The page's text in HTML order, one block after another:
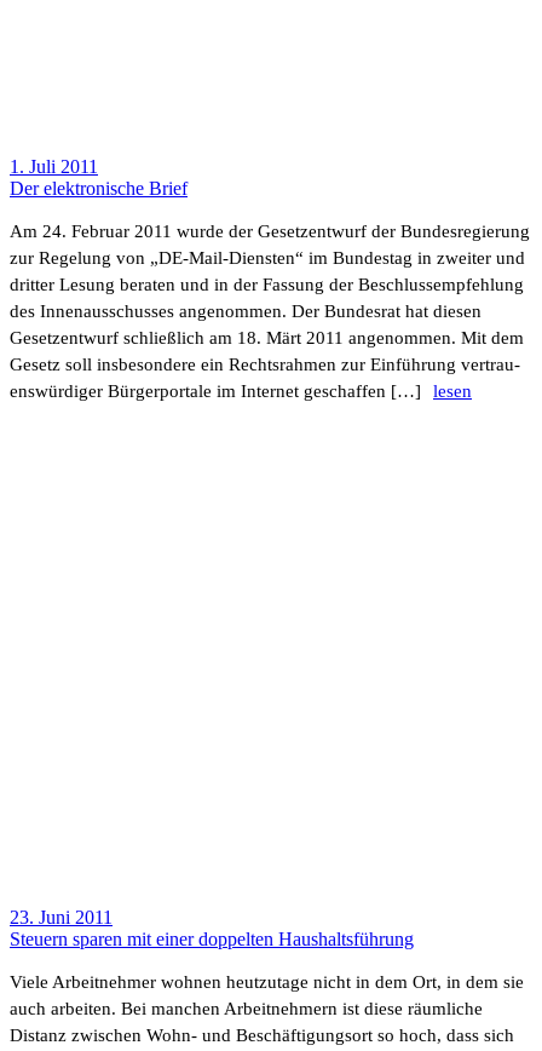
1. Juli 2011
Der elek­tro­ni­sche Brief
Am 24. Februar 2011 wurde der Gesetz­ent­wurf der Bundes­re­gie­rung
zur Rege­lung von „DE-Mail-Diensten“ im Bundestag in zweiter und
dritter Lesung beraten und in der Fassung der Beschluss­emp­feh­lung
des Innen­aus­schusses ange­nommen. Der Bundesrat hat diesen
Gesetz­ent­wurf schließ­lich am 18. Märt 2011 ange­nommen. Mit dem
Gesetz soll insbe­son­dere ein Rechts­rahmen zur Einfüh­rung vertrau­
ens­wür­diger Bürger­por­tale im Internet geschaffen […]
lesen
23. Juni 2011
Steuern sparen mit einer doppelten Haus­halts­füh­rung
Viele Arbeit­nehmer wohnen heut­zu­tage nicht in dem Ort, in dem sie
auch arbeiten. Bei manchen Arbeit­neh­mern ist diese räum­liche
Distanz zwischen Wohn- und Beschäf­ti­gungsort so hoch, dass sich